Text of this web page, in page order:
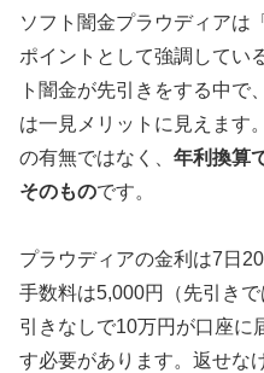
ソフト闇金プラウディアは
ポイントとして強調してい
ト闇金が先引きをする中で
は一見メリットに見えます
の有無ではなく、 年利換算
そのものです。
プラウディアの金利は7日
手数料は5,000円（先引き
引きなしで10万円が口座に
す必要があります。返せな